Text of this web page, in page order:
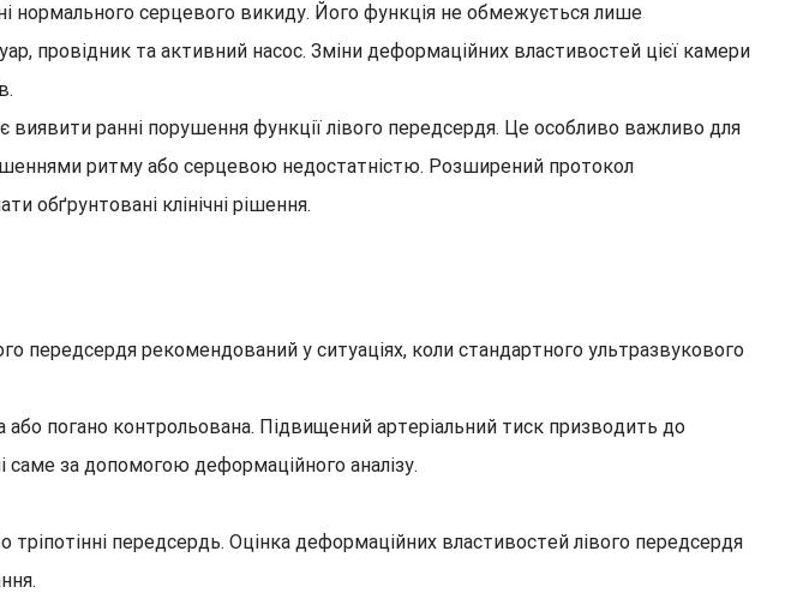
нормального серцевого викиду. Його функція не обмежується лише
провідник та активний насос. Зміни деформаційних властивостей цієї камери
ранні порушення функції лівого передсердя. Це особливо важливо для
ритму або серцевою недостатністю. Розширений протокол
обґрунтовані клінічні рішення.
передсердя рекомендований у ситуаціях, коли стандартного ультразвукового
або погано контрольована. Підвищений артеріальний тиск призводить до
саме за допомогою деформаційного аналізу.
передсердь. Оцінка деформаційних властивостей лівого передсердя